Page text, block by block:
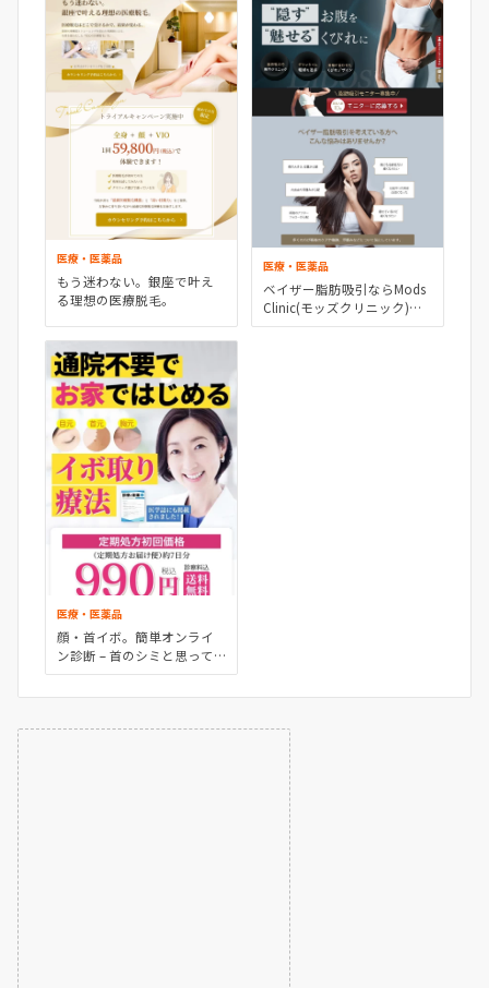
医療・医薬品
もう迷わない。銀座で叶え
る理想の医療脱毛。
医療・医薬品
ベイザー脂肪吸引ならMods
Clinic(モッズクリニック)東
京・銀座／大阪・梅田／愛
医療・医薬品
顔・首イボ。簡単オンライ
ン診断 – 首のシミと思って
いたら。実は